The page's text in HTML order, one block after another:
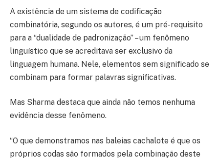
A existência de um sistema de codificação
combinatória, segundo os autores, é um pré-requisito
para a “dualidade de padronização” – um fenômeno
linguístico que se acreditava ser exclusivo da
linguagem humana. Nele, elementos sem significado se
combinam para formar palavras significativas.
Mas Sharma destaca que ainda não temos nenhuma
evidência desse fenômeno.
“O que demonstramos nas baleias cachalote é que os
próprios codas são formados pela combinação deste